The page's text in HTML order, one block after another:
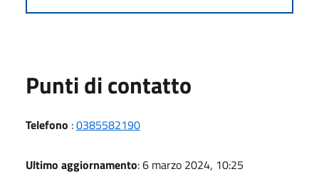
Punti di contatto
Telefono :0385582190
Ultimo aggiornamento: 6 marzo 2024, 10:25